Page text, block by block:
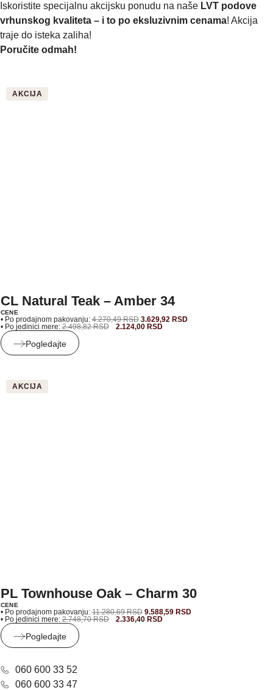
Iskoristite specijalnu akcijsku ponudu na naše LVT podove
vrhunskog kvaliteta – i to po eksluzivnim cenama! Akcija
traje do isteka zaliha!
Poručite odmah!
AKCIJA
CL Natural Teak – Amber 34
CENE
• Po prodajnom pakovanju:4.270,49RSD 3.629,92 RSD
• Po jedinici mere:2.498,82RSD 2.124,00 RSD
Pogledajte
AKCIJA
PL Townhouse Oak – Charm 30
CENE
• Po prodajnom pakovanju:11.280,69RSD 9.588,59 RSD
• Po jedinici mere:2.748,70RSD 2.336,40 RSD
Pogledajte
060 600 33 52
060 600 33 47